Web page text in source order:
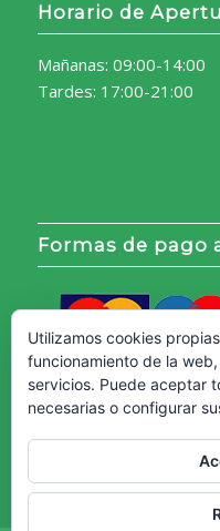
Horario de
Mañanas: 09:00-14:00
Tardes: 17:00-21:00
Formas de pago
Utilizamos cookies
funcionamiento de la
servicios. Puede aceptar
necesarias o configurar